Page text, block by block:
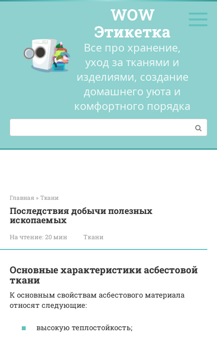
Перейти
WOW
Этикетка
Все про хранение,
уход за тканями и
изделиями, создание
домашнего уюта и
комфортного порядка
Поиск:
Главная » Ткани
Последствия добычи полезных
ископаемых
На чтение: 20 мин Ткани
Основные характеристики асбестовой
ткани
К основным свойствам асбестового материала
относят следующие:
высокую теплостойкость;